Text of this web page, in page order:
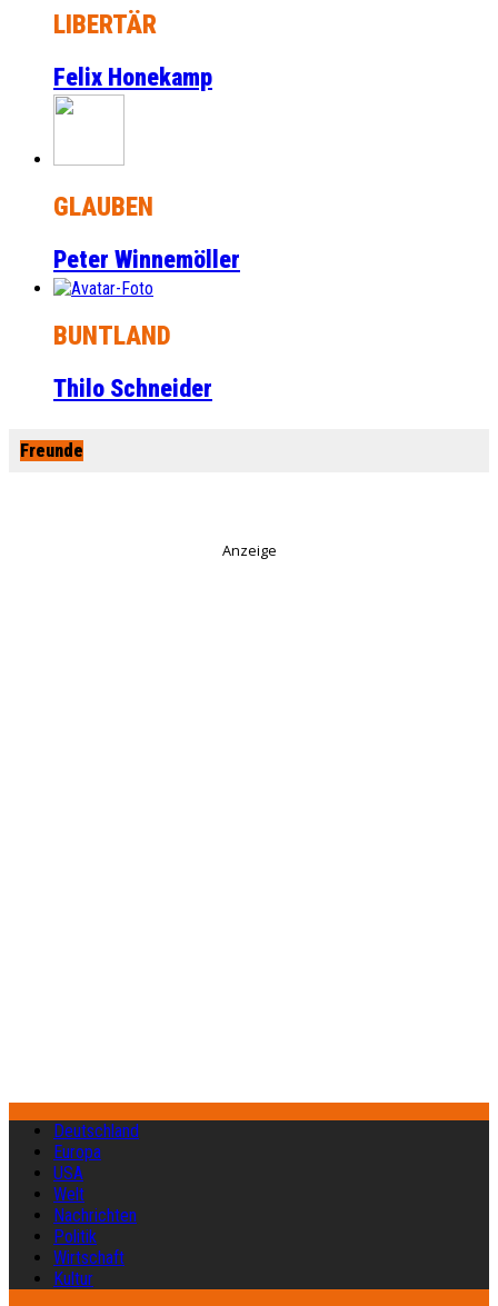
LIBERTÄR
Felix Honekamp
GLAUBEN
Peter Winnemöller
BUNTLAND
Thilo Schneider
Freunde
Anzeige
Deutschland
Europa
USA
Welt
Nachrichten
Politik
Wirtschaft
Kultur